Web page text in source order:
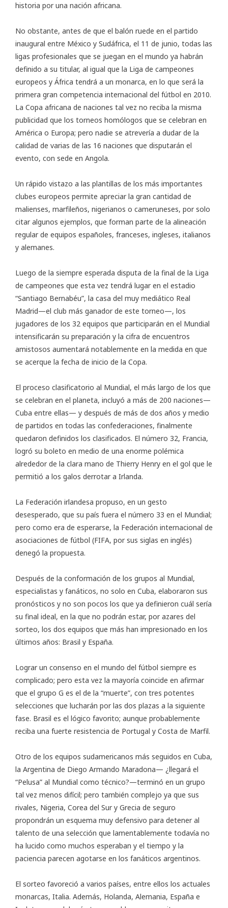
historia por una nación africana.
No obstante, antes de que el balón ruede en el partido
inaugural entre México y Sudáfrica, el 11 de junio, todas las
ligas profesionales que se juegan en el mundo ya habrán
definido a su titular, al igual que la Liga de campeones
europeos y África tendrá a un monarca, en lo que será la
primera gran competencia internacional del fútbol en 2010.
La Copa africana de naciones tal vez no reciba la misma
publicidad que los torneos homólogos que se celebran en
América o Europa; pero nadie se atrevería a dudar de la
calidad de varias de las 16 naciones que disputarán el
evento, con sede en Angola.
Un rápido vistazo a las plantillas de los más importantes
clubes europeos permite apreciar la gran cantidad de
malienses, marfileños, nigerianos o cameruneses, por solo
citar algunos ejemplos, que forman parte de la alineación
regular de equipos españoles, franceses, ingleses, italianos
y alemanes.
Luego de la siempre esperada disputa de la final de la Liga
de campeones que esta vez tendrá lugar en el estadio
“Santiago Bernabéu”, la casa del muy mediático Real
Madrid—el club más ganador de este torneo—, los
jugadores de los 32 equipos que participarán en el Mundial
intensificarán su preparación y la cifra de encuentros
amistosos aumentará notablemente en la medida en que
se acerque la fecha de inicio de la Copa.
El proceso clasificatorio al Mundial, el más largo de los que
se celebran en el planeta, incluyó a más de 200 naciones—
Cuba entre ellas— y después de más de dos años y medio
de partidos en todas las confederaciones, finalmente
quedaron definidos los clasificados. El número 32, Francia,
logró su boleto en medio de una enorme polémica
alrededor de la clara mano de Thierry Henry en el gol que le
permitió a los galos derrotar a Irlanda.
La Federación irlandesa propuso, en un gesto
desesperado, que su país fuera el número 33 en el Mundial;
pero como era de esperarse, la Federación internacional de
asociaciones de fútbol (FIFA, por sus siglas en inglés)
denegó la propuesta.
Después de la conformación de los grupos al Mundial,
especialistas y fanáticos, no solo en Cuba, elaboraron sus
pronósticos y no son pocos los que ya definieron cuál sería
su final ideal, en la que no podrán estar, por azares del
sorteo, los dos equipos que más han impresionado en los
últimos años: Brasil y España.
Lograr un consenso en el mundo del fútbol siempre es
complicado; pero esta vez la mayoría coincide en afirmar
que el grupo G es el de la “muerte”, con tres potentes
selecciones que lucharán por las dos plazas a la siguiente
fase. Brasil es el lógico favorito; aunque probablemente
reciba una fuerte resistencia de Portugal y Costa de Marfil.
Otro de los equipos sudamericanos más seguidos en Cuba,
la Argentina de Diego Armando Maradona— ¿llegará el
“Pelusa” al Mundial como técnico?—terminó en un grupo
tal vez menos difícil; pero también complejo ya que sus
rivales, Nigeria, Corea del Sur y Grecia de seguro
propondrán un esquema muy defensivo para detener al
talento de una selección que lamentablemente todavía no
ha lucido como muchos esperaban y el tiempo y la
paciencia parecen agotarse en los fanáticos argentinos.
El sorteo favoreció a varios países, entre ellos los actuales
monarcas, Italia. Además, Holanda, Alemania, España e